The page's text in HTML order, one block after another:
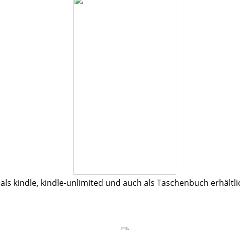
als kindle, kindle-unlimited und auch als Taschenbuch